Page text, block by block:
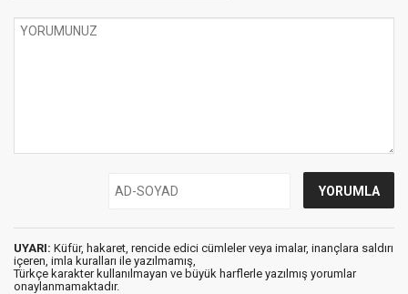
UYARI: Küfür, hakaret, rencide edici cümleler veya imalar, inançlara saldırı
içeren, imla kuralları ile yazılmamış,
Türkçe karakter kullanılmayan ve büyük harflerle yazılmış yorumlar
onaylanmamaktadır.